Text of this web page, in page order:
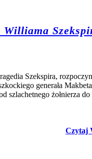
Williama
Szekspira,
generała
szlachetnego żołnierza do
Czytaj